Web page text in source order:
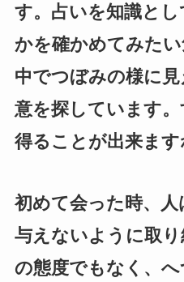
す。占いを知識と
かを確かめてみた
中でつぼみの様に
意を探しています
得ることが出来ます
初めて会った時、
与えないように取
の態度でもなく、